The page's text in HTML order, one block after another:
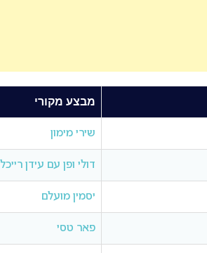
מבצע מקורי
שירי מימון
דולי ופן עם עידן רייכל
יסמין מועלם
פאר טסי